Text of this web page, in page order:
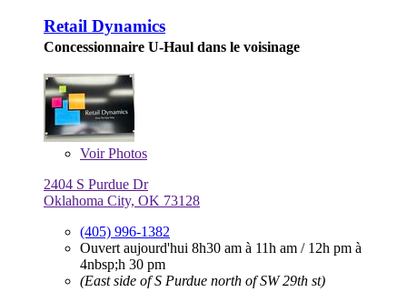
Retail Dynamics
Concessionnaire U-Haul dans le voisinage
VoirPhotos
2404 S Purdue Dr
Oklahoma City, OK 73128
(405) 996-1382
Ouvert aujourd'hui 8h30 am à 11h am / 12h pm à
4nbsp;h 30 pm
(East side of S Purdue north of SW 29th st)